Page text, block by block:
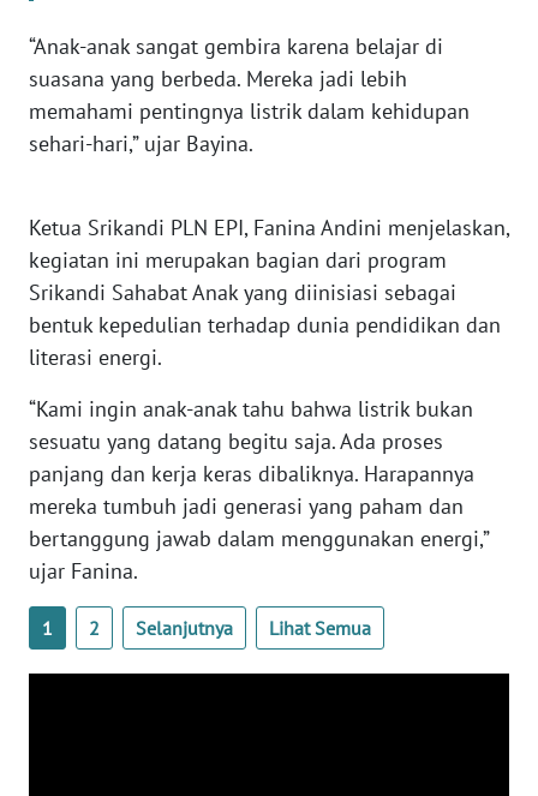
“Anak-anak sangat gembira karena belajar di
suasana yang berbeda. Mereka jadi lebih
memahami pentingnya listrik dalam kehidupan
sehari-hari,” ujar Bayina.
Ketua Srikandi PLN EPI, Fanina Andini menjelaskan,
kegiatan ini merupakan bagian dari program
Srikandi Sahabat Anak yang diinisiasi sebagai
bentuk kepedulian terhadap dunia pendidikan dan
literasi energi.
“Kami ingin anak-anak tahu bahwa listrik bukan
sesuatu yang datang begitu saja. Ada proses
panjang dan kerja keras dibaliknya. Harapannya
mereka tumbuh jadi generasi yang paham dan
bertanggung jawab dalam menggunakan energi,”
ujar Fanina.
1 2 Selanjutnya Lihat Semua
WN
NTB
WN
WN
SULBAR
WN
WN
SUMBAR
WN
SUMSEL
WN
BENGKULU
WN